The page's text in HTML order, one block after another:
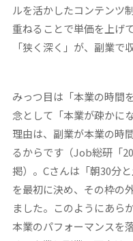
ルを活かしたコンテンツ
重ねることで単価を上げ
「狭く深く」が、副業で
みっつ目は「本業の時間
念として「本業が疎かに
理由は、副業が本業の時
るからです（Job総研「
掲）。Cさんは「朝30分
を最初に決め、その枠の
ました。このようにあら
本業のパフォーマンスを